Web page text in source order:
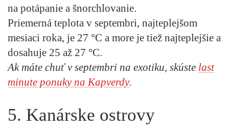
na potápanie a šnorchlovanie.
Priemerná teplota v septembri, najteplejšom
mesiaci roka, je 27 °C a more je tiež najteplejšie a
dosahuje 25 až 27 °C.
Ak máte chuť v septembri na exotiku, skúste last
minute ponuky na Kapverdy.
5. Kanárske ostrovy